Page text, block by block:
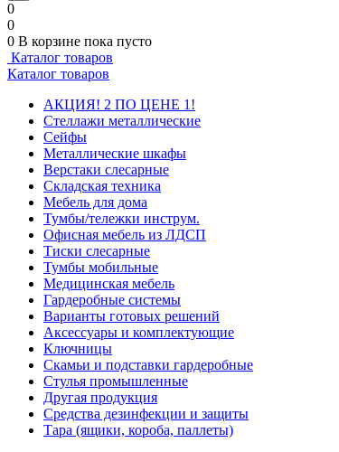
0
0
0 В корзине пока пусто
Каталог товаров
Каталог товаров
АКЦИЯ! 2 ПО ЦЕНЕ 1!
Стеллажи металлические
Сейфы
Металлические шкафы
Верстаки слесарные
Складская техника
Мебель для дома
Тумбы/тележки инструм.
Офисная мебель из ЛДСП
Тиски слесарные
Тумбы мобильные
Медицинская мебель
Гардеробные системы
Варианты готовых решений
Аксессуары и комплектующие
Ключницы
Скамьи и подставки гардеробные
Стулья промышленные
Другая продукция
Средства дезинфекции и защиты
Тара (ящики, короба, паллеты)